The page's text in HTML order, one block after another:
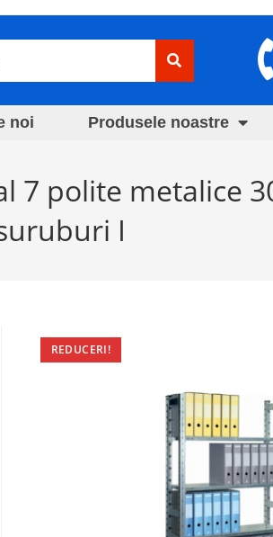
noi Produsele noastre
7 polite metalice
I
REDUCERI!